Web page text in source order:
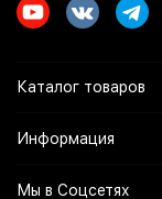
Каталог товаров
Информация
Мы в Соцсетях